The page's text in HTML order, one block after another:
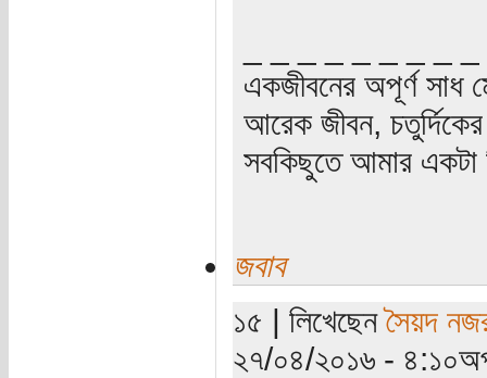
একজীবনের অপূর্ণ সাধ
আরেক জীবন, চতুর্দিকের
সবকিছুতে আমার একটা
জবাব
১৫ | লিখেছেনসৈয়দ
২৭/০৪/২০১৬ -